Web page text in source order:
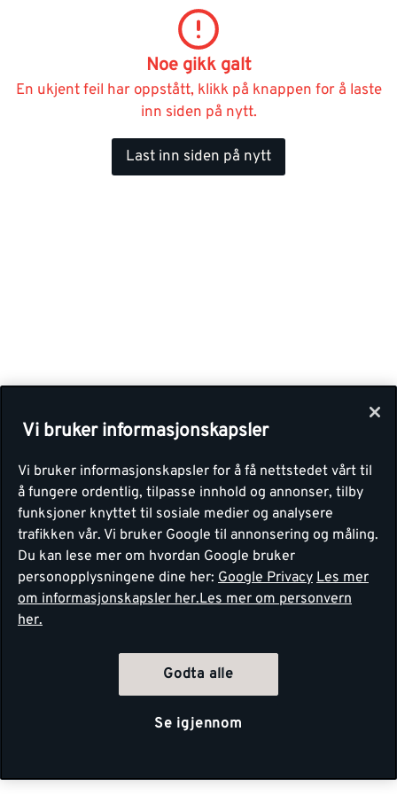
Noe gikk galt
En ukjent feil har oppstått, klikk på knappen for å laste
inn siden på nytt.
Last inn siden på nytt
Vi bruker informasjonskapsler
Vi bruker informasjonskapsler for å få nettstedet vårt til
å fungere ordentlig, tilpasse innhold og annonser, tilby
funksjoner knyttet til sosiale medier og analysere
trafikken vår. Vi bruker Google til annonsering og måling.
Du kan lese mer om hvordan Google bruker
personopplysningene dine her: Google Privacy Les mer
om informasjonskapsler her.Les mer om personvern
her.
Godta alle
Se igjennom